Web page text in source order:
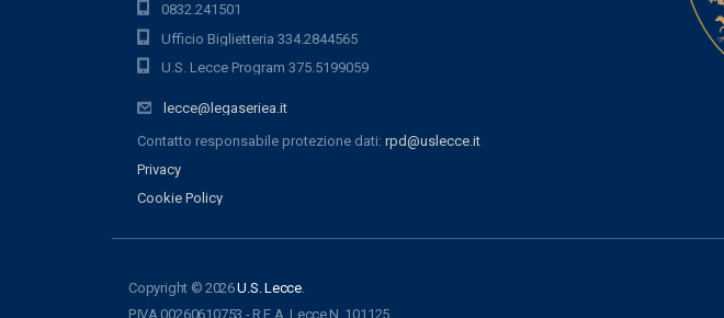
0832.241501
Ufficio Biglietteria 334.2844565
U.S. Lecce Program 375.5199059
lecce@legaseriea.it
Contatto responsabile protezione dati: rpd@uslecce.it
Privacy
Cookie Policy
Copyright © 2026U.S. Lecce.
P.IVA 00260610753 - R.E.A. Lecce N. 101125